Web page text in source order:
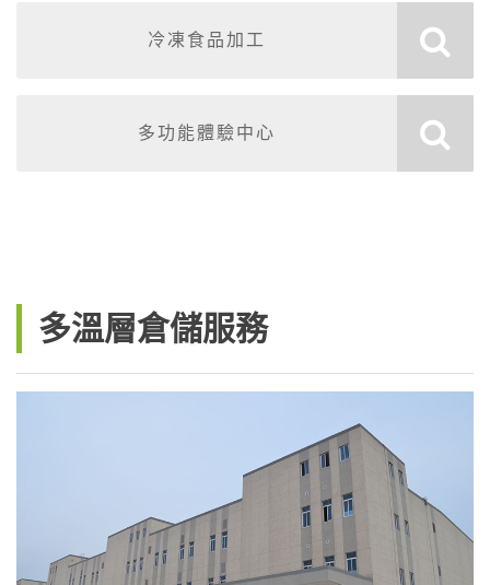
冷凍食品加工
多功能體驗中心
多溫層倉儲服務